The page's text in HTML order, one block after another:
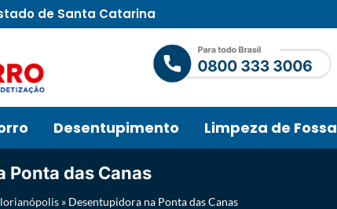
de Santa Catarina
Desentupimento Limpeza de Fossa
Ponta das Canas
» Desentupidora na Ponta das Canas